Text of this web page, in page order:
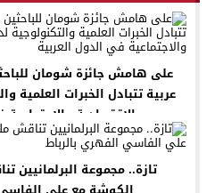
عربية تتبادل الخبرات العلمية
الاقتصادية
تازة.. مجموعة